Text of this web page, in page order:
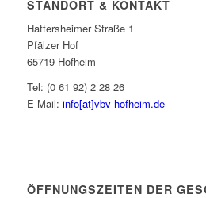
STANDORT & KONTAKT
Hattersheimer Straße 1
Pfälzer Hof
65719 Hofheim
Tel: (0 61 92) 2 28 26
E-Mail: info[at]vbv-hofheim.de
ÖFFNUNGSZEITEN DER